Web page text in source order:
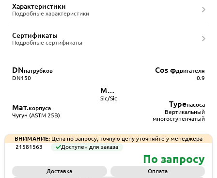
Характеристики
Подробные характеристики
Сертификаты
Подробные сертификаты
DNпатрубков
DN150
Cos φдвигателя
0.9
Мат.корпуса
Чугун (ASTM 25B)
Typeнасоса
Вертикальный
многоступенчатый
Мат.
Sic/Sic
ВНИМАНИЕ: Цена по запросу, точную цену уточняйте у менеджера
21581563
Доступен для заказа
По запросу
Доставка Оплата